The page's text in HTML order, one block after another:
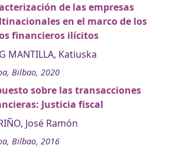
de las empresas
en el marco de los
financieros ilícitos
MANTILLA, Katiuska
Bilbao, 2020
sobre las transacciones
Justicia fiscal
José Ramón
Bilbao, 2016